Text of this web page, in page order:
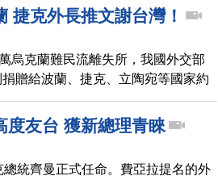
國立法高層也有意願。
捷克外長推文謝台灣！
烏克蘭難民流離失所，我國外交部
贈給波蘭、捷克、立陶宛等國家約
資也已經整理2000多箱，規劃明天送
克外長特別在推特上感謝台灣。
度友台 獲新總理青睞
統齊曼正式任命。費亞拉提名的外